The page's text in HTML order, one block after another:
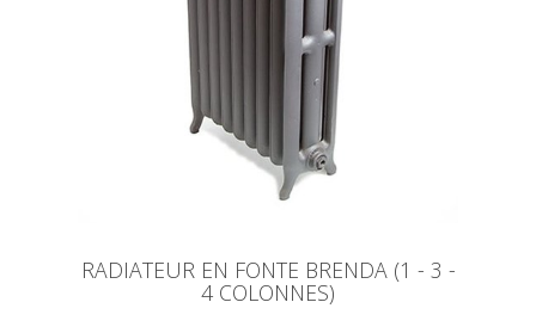
RADIATEUR EN FONTE BRENDA (1 - 3 -
4 COLONNES)